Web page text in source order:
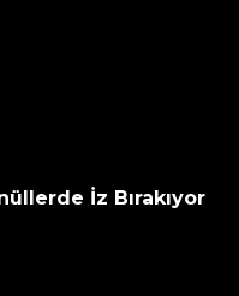
İz Bırakıyor